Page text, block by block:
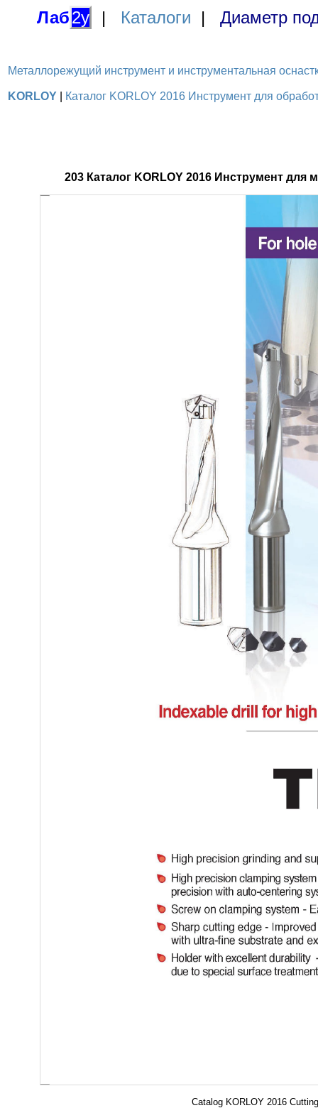
Лаб2у | Каталоги | Диаметр
Металлорежущий инструмент и инструментальная
KORLOY Каталог KORLOY 2016 Инструмент для
203 Каталог KORLOY 2016 Инструмент
Catalog KORLOY 2016